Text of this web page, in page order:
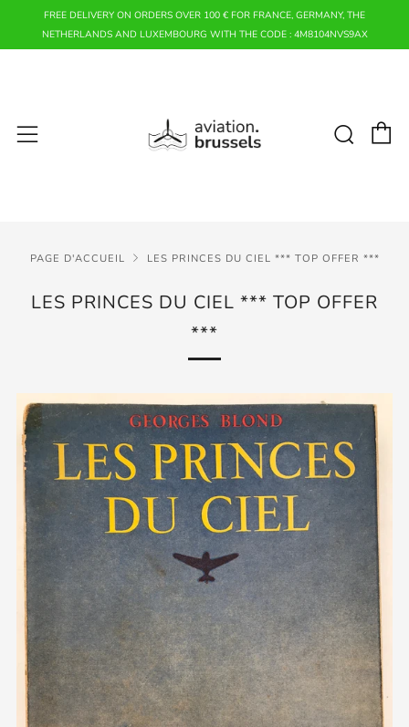
FREE DELIVERY ON ORDERS OVER 100 € FOR FRANCE, GERMANY, THE
NETHERLANDS AND LUXEMBOURG WITH THE CODE : 4M8104NVS9AX
Menu
PAGE D'ACCUEIL LES PRINCES DU CIEL *** TOP OFFER ***
LES PRINCES DU CIEL *** TOP OFFER
***